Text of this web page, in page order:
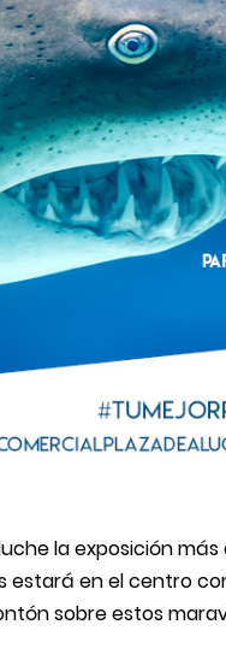
la exposición
estará en el centro
sobre estos